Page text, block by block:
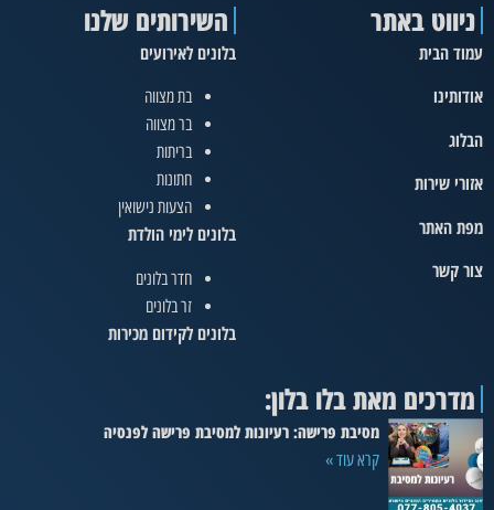
ניווט באתר
עמוד הבית
אודותינו
הבלוג
אזורי שירות
מפת האתר
צור קשר
השירותים שלנו
בלונים לאירועים
בת מצווה
בר מצווה
בריתות
חתונות
הצעות נישואין
בלונים לימי הולדת
חדר בלונים
זר בלונים
בלונים לקידום מכירות
מדרכים מאת בלו בלון:
מסיבת פרישה: רעיונות למסיבת פרישה לפנסיה
קרא עוד »